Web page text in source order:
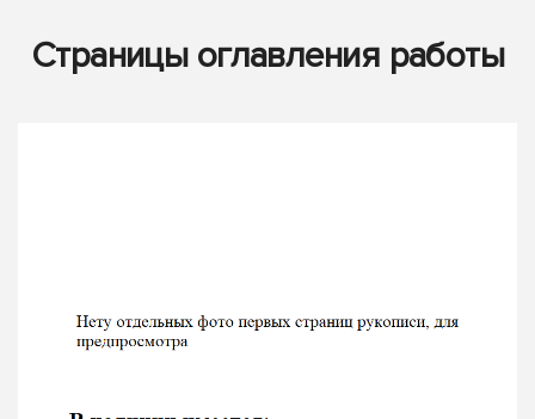
Страницы оглавления работы